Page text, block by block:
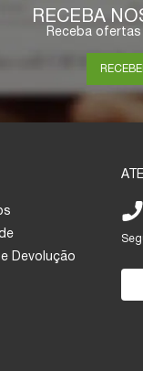
RECEBA
Receba ofertas
Devolução